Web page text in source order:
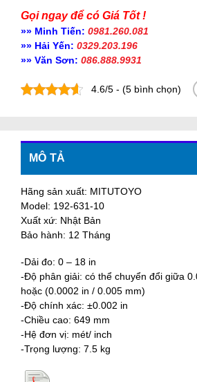
Gọi ngay để có Giá Tốt !
»» Minh Tiến: 0981.260.081
»» Hải Yến: 0329.203.196
»» Văn Sơn: 086.888.9931
4.6/5 - (5 bình chọn)
MÔ TẢ
Hãng sản xuất: MITUTOYO
Model: 192-631-10
Xuất xứ: Nhật Bản
Bảo hành: 12 Tháng
-Dải đo: 0 – 18 in
-Độ phân giải: có thể chuyển đổi giữa
hoặc (0.0002 in / 0.005 mm)
-Độ chính xác: ±0.002 in
-Chiều cao: 649 mm
-Hệ đơn vị: mét/ inch
-Trọng lượng: 7.5 kg